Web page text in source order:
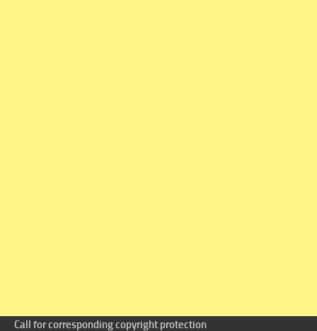
Call for corresponding copyright protection